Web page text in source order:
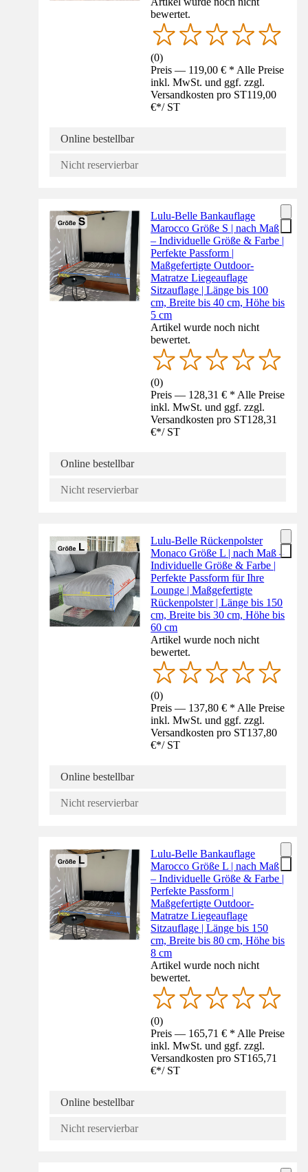
bewertet.
(0)
Preis — 119,00 € * Alle Preise
inkl. MwSt. und ggf. zzgl.
Versandkosten pro ST119,00
€*/ ST
Online bestellbar
Nicht reservierbar
Lulu-Belle Bankauflage
Marocco Größe S | nach Maß
– Individuelle Größe & Farbe |
Perfekte Passform |
Maßgefertigte Outdoor-
Matratze Liegeauflage
Sitzauflage | Länge bis 100
cm, Breite bis 40 cm, Höhe bis
5 cm
Artikel wurde noch nicht
bewertet.
(0)
Preis — 128,31 € * Alle Preise
inkl. MwSt. und ggf. zzgl.
Versandkosten pro ST128,31
€*/ ST
Online bestellbar
Nicht reservierbar
Lulu-Belle Rückenpolster
Monaco Größe L | nach Maß –
Individuelle Größe & Farbe |
Perfekte Passform für Ihre
Lounge | Maßgefertigte
Rückenpolster | Länge bis 150
cm, Breite bis 30 cm, Höhe bis
60 cm
Artikel wurde noch nicht
bewertet.
(0)
Preis — 137,80 € * Alle Preise
inkl. MwSt. und ggf. zzgl.
Versandkosten pro ST137,80
€*/ ST
Online bestellbar
Nicht reservierbar
Lulu-Belle Bankauflage
Marocco Größe L | nach Maß
– Individuelle Größe & Farbe |
Perfekte Passform |
Maßgefertigte Outdoor-
Matratze Liegeauflage
Sitzauflage | Länge bis 150
cm, Breite bis 80 cm, Höhe bis
8 cm
Artikel wurde noch nicht
bewertet.
(0)
Preis — 165,71 € * Alle Preise
inkl. MwSt. und ggf. zzgl.
Versandkosten pro ST165,71
€*/ ST
Online bestellbar
Nicht reservierbar